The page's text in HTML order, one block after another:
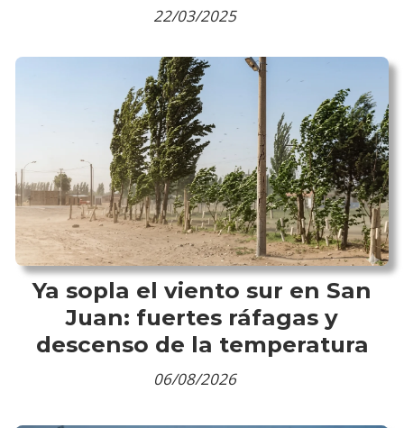
22/03/2025
Ya sopla el viento sur en San
Juan: fuertes ráfagas y
descenso de la temperatura
06/08/2026